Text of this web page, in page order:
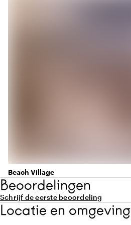
Beach Village
Beoordelingen
Schrijf de eerste beoordeling
Locatie en omgeving